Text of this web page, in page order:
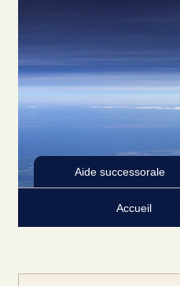
Aide successorale
Accueil